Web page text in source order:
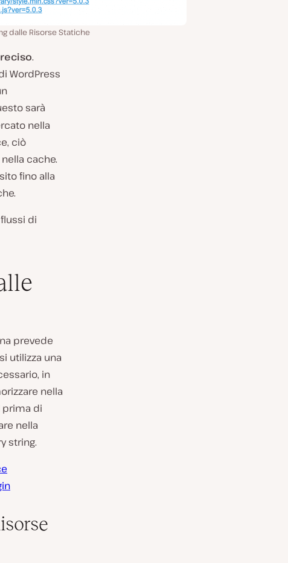
dalle Risorse Statiche
.
WordPress
sarà
nella
ciò
cache.
fino alla
di
prevede
utilizza una
in
nella
prima di
nella
string.